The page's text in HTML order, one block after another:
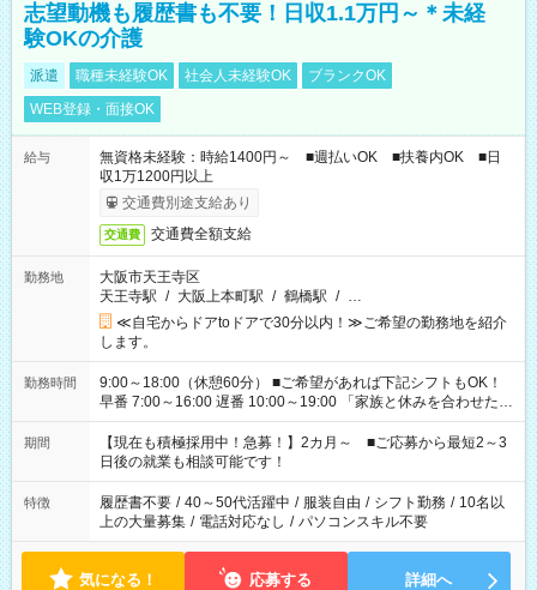
志望動機も履歴書も不要！日収1.1万円～＊未経
験OKの介護
派遣 職種未経験OK 社会人未経験OK
ブランクOK
WEB登録・面接OK
給与
無資格未経験：時給1400円～ ■週払いOK ■扶養内OK ■日
収1万1200円以上
交通費別途支給あり
交通費 交通費全額支給
勤務地
大阪市天王寺区
天王寺駅 / 大阪上本町駅 / 鶴橋駅 / …
≪自宅からドアtoドアで30分以内！≫ご希望の勤務地を紹介
します。
勤務時間
9:00～18:00（休憩60分） ■ご希望があれば下記シフトもOK！
早番 7:00～16:00 遅番 10:00～19:00 「家族と休みを合わせた
い」 「余裕を持って夕飯の準備がしたい」 「できれば残業はし
たくない」 など、ご希望を教えてくださいね。 ※Wワーク希望
の方へ 今ご覧のお仕事で希望する勤務時間と、もう1つのお仕事
の勤務時間。 合計で週40時間を超える場合は応募できません。
期間
【現在も積極採用中！急募！】2カ月～ ■ご応募から最短2～3
日後の就業も相談可能です！
特徴 履歴書不要 / 40～50代活躍中 / 服装自由 / シフト勤務 / 10名以
上の大量募集 / 電話対応なし / パソコンスキル不要
気になる！ 応募する 詳細へ